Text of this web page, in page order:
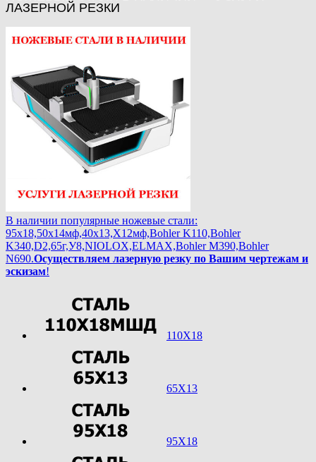
ЛАЗЕРНОЙ РЕЗКИ
В наличии популярные ножевые стали:
95х18,50х14мф,40х13,Х12мф,Bohler K110,Bohler
K340,D2,65г,У8,NIOLOX,ELMAX,Bohler М390,Bohler
N690.Осуществляем лазерную резку по Вашим чертежам и
эскизам!
110Х18
65Х13
95Х18